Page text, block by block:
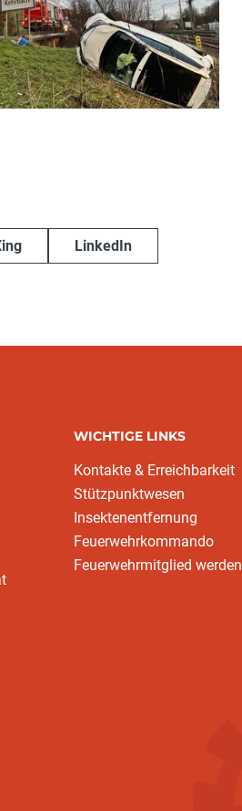
LinkedIn
WICHTIGE LINKS
Kontakte & Erreichbarkeit
Stützpunktwesen
Insektenentfernung
Feuerwehrkommando
Feuerwehrmitglied werden